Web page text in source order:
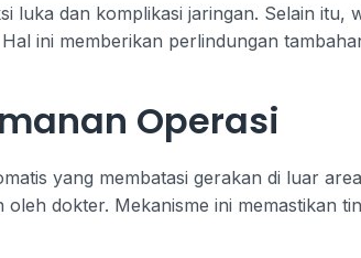
luka dan komplikasi jaringan. Selain itu,
ini memberikan perlindungan
Operasi
yang membatasi gerakan di luar
dokter. Mekanisme ini memastikan